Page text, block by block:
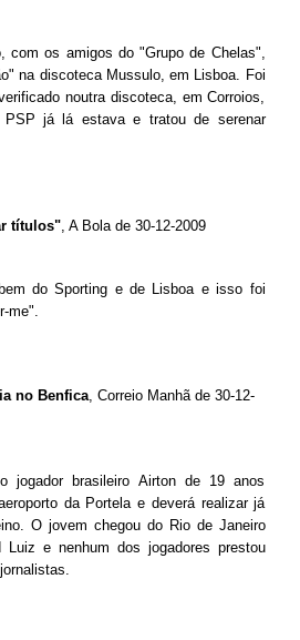
com os amigos do "Grupo de Chelas",
na discoteca Mussulo, em Lisboa. Foi
noutra discoteca, em Corroios,
já lá estava e tratou de serenar
títulos", A Bola de 30-12-2009
do Sporting e de Lisboa e isso foi
me".
no Benfica, Correio Manhã de 30-12-
jogador brasileiro Airton de 19 anos
da Portela e deverá realizar já
O jovem chegou do Rio de Janeiro
Luiz e nenhum dos jogadores prestou